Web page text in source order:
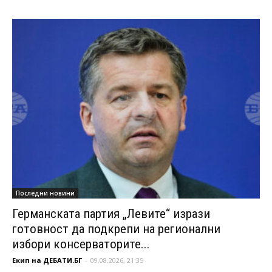
Последни новини
Германската партия „Левите“ изрази
готовност да подкрепи на регионални
избори консерваторите...
Екип на ДЕБАТИ.БГ - 09.08.2026, 21:35